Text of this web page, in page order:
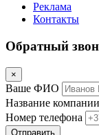
Реклама
Контакты
Обратный
×
Ваше ФИО
Название компании
Номер телефона